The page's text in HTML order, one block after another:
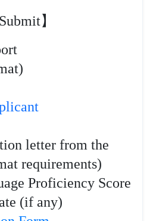
】
letter from the
requirements)
Proficiency Score
(if any)